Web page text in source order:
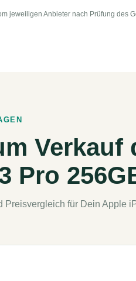
jeweiligen Anbieter nach Prüfung des
Verkauf
Pro
Preisvergleich für Dein Apple